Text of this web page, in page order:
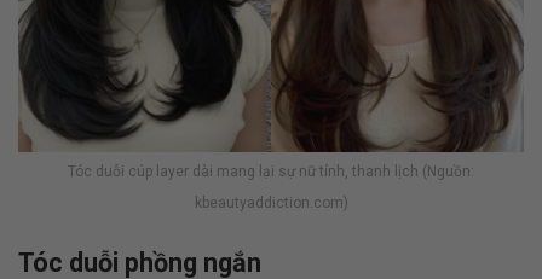
Tóc duỗi cúp layer dài mang lại sự nữ tính, thanh lịch (Nguồn:
kbeautyaddiction.com)
Tóc duỗi phồng ngắn